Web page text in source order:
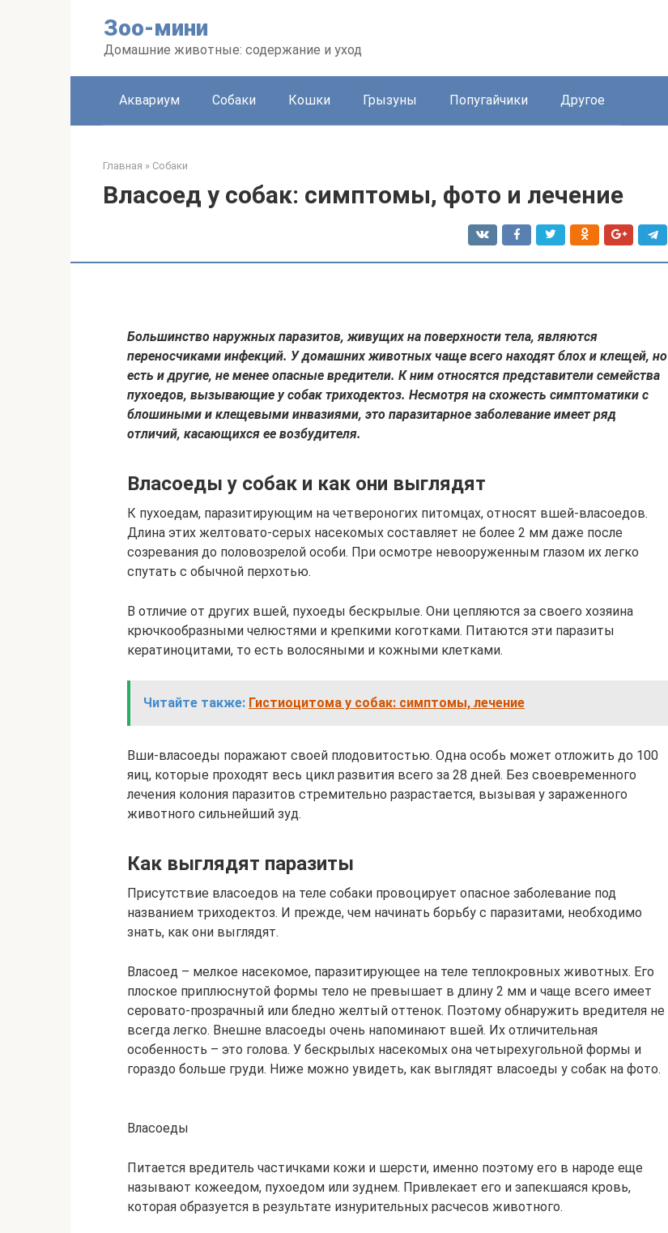
Зоо-мини
Домашние животные: содержание и уход
Аквариум Собаки Кошки Грызуны Попугайчики Другое
Главная » Собаки
Власоед у собак: симптомы, фото и лечение
Большинство наружных паразитов, живущих на поверхности тела, являются
переносчиками инфекций. У домашних животных чаще всего находят блох и клещей, но
есть и другие, не менее опасные вредители. К ним относятся представители семейства
пухоедов, вызывающие у собак триходектоз. Несмотря на схожесть симптоматики с
блошиными и клещевыми инвазиями, это паразитарное заболевание имеет ряд
отличий, касающихся ее возбудителя.
Власоеды у собак и как они выглядят
К пухоедам, паразитирующим на четвероногих питомцах, относят вшей-власоедов.
Длина этих желтовато-серых насекомых составляет не более 2 мм даже после
созревания до половозрелой особи. При осмотре невооруженным глазом их легко
спутать с обычной перхотью.
В отличие от других вшей, пухоеды бескрылые. Они цепляются за своего хозяина
крючкообразными челюстями и крепкими коготками. Питаются эти паразиты
кератиноцитами, то есть волосяными и кожными клетками.
Читайте также: Гистиоцитома у собак: симптомы, лечение
Вши-власоеды поражают своей плодовитостью. Одна особь может отложить до 100
яиц, которые проходят весь цикл развития всего за 28 дней. Без своевременного
лечения колония паразитов стремительно разрастается, вызывая у зараженного
животного сильнейший зуд.
Как выглядят паразиты
Присутствие власоедов на теле собаки провоцирует опасное заболевание под
названием триходектоз. И прежде, чем начинать борьбу с паразитами, необходимо
знать, как они выглядят.
Власоед – мелкое насекомое, паразитирующее на теле теплокровных животных. Его
плоское приплюснутой формы тело не превышает в длину 2 мм и чаще всего имеет
серовато-прозрачный или бледно желтый оттенок. Поэтому обнаружить вредителя не
всегда легко. Внешне власоеды очень напоминают вшей. Их отличительная
особенность – это голова. У бескрылых насекомых она четырехугольной формы и
гораздо больше груди. Ниже можно увидеть, как выглядят власоеды у собак на фото.
Власоеды
Питается вредитель частичками кожи и шерсти, именно поэтому его в народе еще
называют кожеедом, пухоедом или зуднем. Привлекает его и запекшаяся кровь,
которая образуется в результате изнурительных расчесов животного.